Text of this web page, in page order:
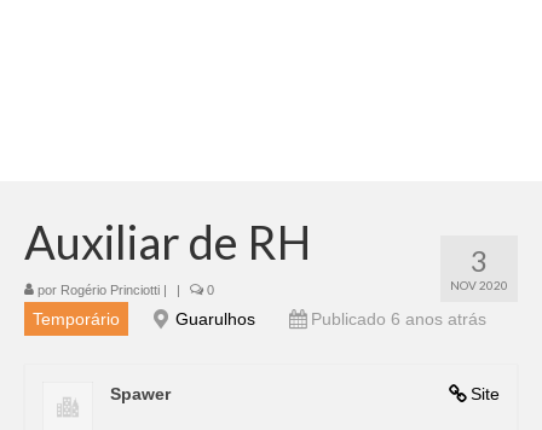
3
NOV 2020
Auxiliar de RH
por Rogério Princiotti | | 0
Temporário Guarulhos Publicado 6 anos atrás
Site
Spawer